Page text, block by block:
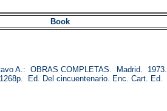
Book
A.: OBRAS COMPLETAS. Madrid. 1973.
Ed. Del cincuentenario. Enc. Cart. Ed.